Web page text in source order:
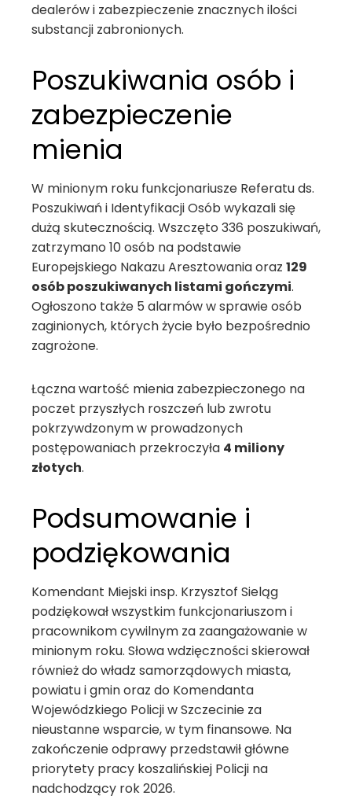
dealerów i zabezpieczenie znacznych ilości
substancji zabronionych.
Poszukiwania osób i
zabezpieczenie
mienia
W minionym roku funkcjonariusze Referatu ds.
Poszukiwań i Identyfikacji Osób wykazali się
dużą skutecznością. Wszczęto 336 poszukiwań,
zatrzymano 10 osób na podstawie
Europejskiego Nakazu Aresztowania oraz 129
osób poszukiwanych listami gończymi.
Ogłoszono także 5 alarmów w sprawie osób
zaginionych, których życie było bezpośrednio
zagrożone.
Łączna wartość mienia zabezpieczonego na
poczet przyszłych roszczeń lub zwrotu
pokrzywdzonym w prowadzonych
postępowaniach przekroczyła 4 miliony
złotych.
Podsumowanie i
podziękowania
Komendant Miejski insp. Krzysztof Sieląg
podziękował wszystkim funkcjonariuszom i
pracownikom cywilnym za zaangażowanie w
minionym roku. Słowa wdzięczności skierował
również do władz samorządowych miasta,
powiatu i gmin oraz do Komendanta
Wojewódzkiego Policji w Szczecinie za
nieustanne wsparcie, w tym finansowe. Na
zakończenie odprawy przedstawił główne
priorytety pracy koszalińskiej Policji na
nadchodzący rok 2026.